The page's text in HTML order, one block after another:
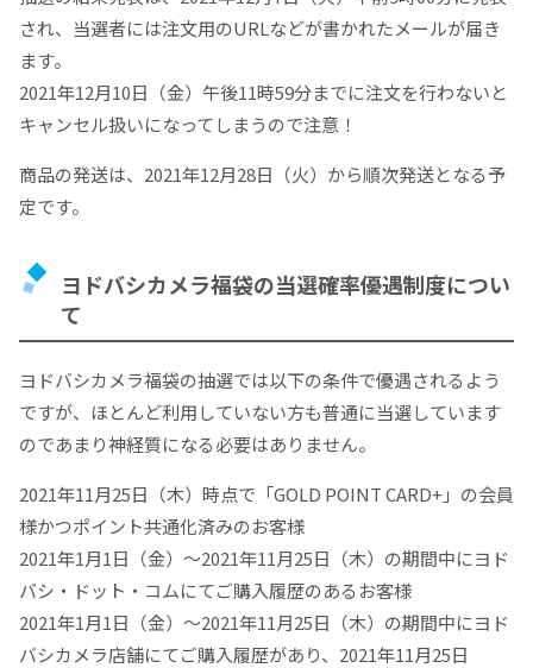
され、当選者には注文用のURLなどが書かれたメールが届き
ます。
2021年12月10日（金）午後11時59分までに注文を行わないと
キャンセル扱いになってしまうので注意！
商品の発送は、2021年12月28日（火）から順次発送となる予
定です。
ヨドバシカメラ福袋の当選確率優遇制度につい
て
ヨドバシカメラ福袋の抽選では以下の条件で優遇されるよう
ですが、ほとんど利用していない方も普通に当選しています
のであまり神経質になる必要はありません。
2021年11月25日（木）時点で「GOLD POINT CARD+」の会員
様かつポイント共通化済みのお客様
2021年1月1日（金）～2021年11月25日（木）の期間中にヨド
バシ・ドット・コムにてご購入履歴のあるお客様
2021年1月1日（金）～2021年11月25日（木）の期間中にヨド
バシカメラ店舗にてご購入履歴があり、2021年11月25日